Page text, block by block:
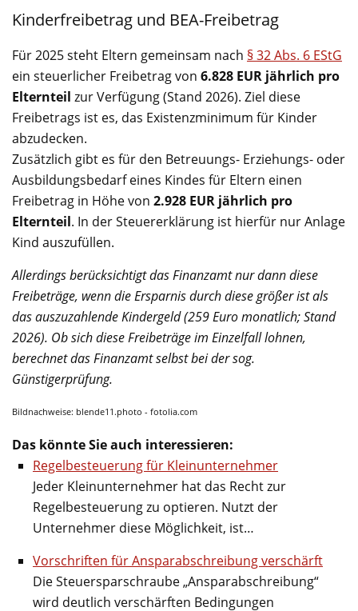
Kinderfreibetrag und BEA-Freibetrag
Für 2025 steht Eltern gemeinsam nach § 32 Abs. 6 EStG
ein steuerlicher Freibetrag von 6.828 EUR jährlich pro
Elternteil zur Verfügung (Stand 2026). Ziel diese
Freibetrags ist es, das Existenzminimum für Kinder
abzudecken.
Zusätzlich gibt es für den Betreuungs- Erziehungs- oder
Ausbildungsbedarf eines Kindes für Eltern einen
Freibetrag in Höhe von 2.928 EUR jährlich pro
Elternteil. In der Steuererklärung ist hierfür nur Anlage
Kind auszufüllen.
Allerdings berücksichtigt das Finanzamt nur dann diese
Freibeträge, wenn die Ersparnis durch diese größer ist als
das auszuzahlende Kindergeld (259 Euro monatlich; Stand
2026). Ob sich diese Freibeträge im Einzelfall lohnen,
berechnet das Finanzamt selbst bei der sog.
Günstigerprüfung.
Bildnachweise: blende11.photo - fotolia.com
Das könnte Sie auch interessieren:
Regelbesteuerung für Kleinunternehmer
Jeder Kleinunternehmer hat das Recht zur
Regelbesteuerung zu optieren. Nutzt der
Unternehmer diese Möglichkeit, ist…
Vorschriften für Ansparabschreibung verschärft
Die Steuersparschraube „Ansparabschreibung“
wird deutlich verschärften Bedingungen